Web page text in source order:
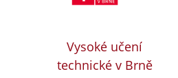
Vysoké učení
technické v Brně